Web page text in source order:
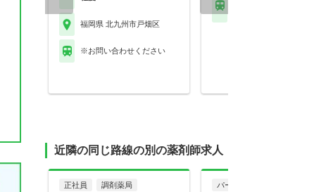
福岡県 北九州市戸畑区
※お問い合わせください
近隣の同じ路線の別の薬剤師求人
正社員 調剤薬局 パート・アルバイト